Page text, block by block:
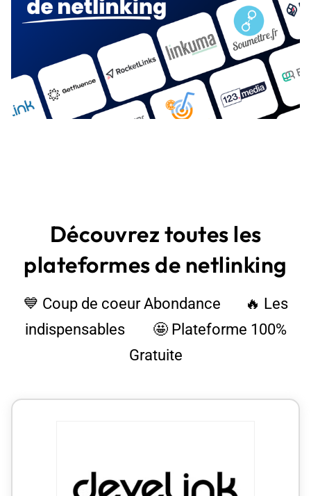
Découvrez toutes les
plateformes de netlinking
💙 Coup de coeur Abondance 🔥 Les
indispensables 🤩 Plateforme 100%
Gratuite